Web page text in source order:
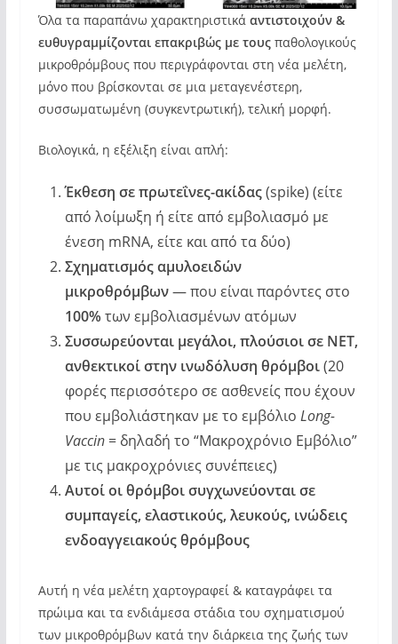
Όλα τα παραπάνω χαρακτηριστικά αντιστοιχούν &
ευθυγραμμίζονται επακριβώς με τους παθολογικούς
μικροθρόμβους που περιγράφονται στη νέα μελέτη,
μόνο που βρίσκονται σε μια μεταγενέστερη,
συσσωματωμένη (συγκεντρωτική), τελική μορφή.
Βιολογικά, η εξέλιξη είναι απλή:
Έκθεση σε πρωτεΐνες-ακίδας(spike) (είτε
από λοίμωξη ή είτε από εμβολιασμό με
ένεση mRNA, είτε και από τα δύο)
Σχηματισμόςαμυλοειδών
μικροθρόμβων— που είναι παρόντες στο
100% των εμβολιασμένων ατόμων
Συσσωρεύονται μεγάλοι, πλούσιοι σε NET,
ανθεκτικοί στην ινωδόλυση θρόμβοι(20
φορές περισσότερο σε ασθενείς που έχουν
που εμβολιάστηκαν με το εμβόλιο Long-
Vaccin= δηλαδή το “Μακροχρόνιο Εμβόλιο”
με τις μακροχρόνιες συνέπειες)
Αυτοί οι θρόμβοι συγχωνεύονται σε
συμπαγείς, ελαστικούς, λευκούς, ινώδεις
ενδοαγγειακούς θρόμβους
Αυτή η νέα μελέτη χαρτογραφεί & καταγράφει τα
πρώιμα και τα ενδιάμεσα στάδια του σχηματισμού
των μικροθρόμβων κατά την διάρκεια της ζωής των